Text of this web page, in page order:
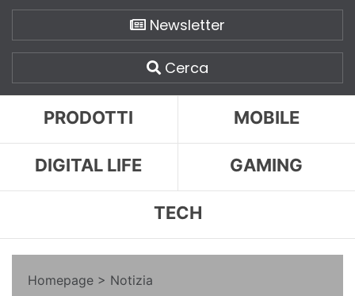
Newsletter
Cerca
PRODOTTI MOBILE
DIGITAL LIFE GAMING
TECH
Homepage > Notizia